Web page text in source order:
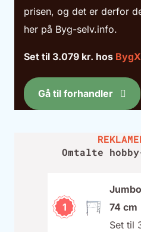
prisen, og det er derfor
her på Byg-selv.info.
Set til 3.079 kr. hos
Gå til forhandler
Omtalte
1
74 cm
Set til